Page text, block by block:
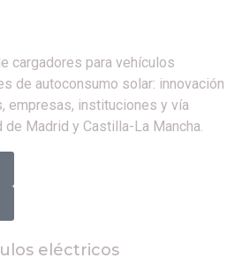
cargadores para vehículos
de autoconsumo solar: innovación
empresas, instituciones y vía
Madrid y Castilla-La Mancha.
eléctricos